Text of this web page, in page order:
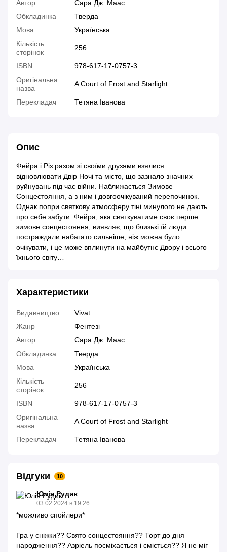
Автор
Сара Дж. Маас
Обкладинка
Тверда
Мова
Українська
Кількість
сторінок
256
ISBN
978-617-17-0757-3
Оригінальна
назва
A Court of Frost and Starlight
Перекладач Тетяна Іванова
Опис
Фейра і Різ разом зі своїми друзями взялися
відновлювати Двір Ночі та місто, що зазнало значних
руйнувань під час війни. Наближається Зимове
Сонцестояння, а з ним і довгоочікуваний перепочинок.
Однак попри святкову атмосферу тіні минулого не дають
про себе забути. Фейра, яка святкуватиме своє перше
зимове сонцестояння, виявляє, що близькі їй люди
постраждали набагато сильніше, ніж можна було
очікувати, і це може вплинути на майбутнє Двору і всього
їхнього світу…
Характеристики
Видавництво
Vivat
Жанр
Фентезі
Автор
Сара Дж. Маас
Обкладинка
Тверда
Мова
Українська
Кількість
сторінок
256
ISBN
978-617-17-0757-3
Оригінальна
назва
A Court of Frost and Starlight
Перекладач Тетяна Іванова
Відгуки 10
Юлія Рудик
03.02.2024 в 19:26
*можливо спойлери*
Гра у сніжки?? Свято сонцестояння?? Торт до дня
народження?? Азріель посміхається і сміється?? Я не міг